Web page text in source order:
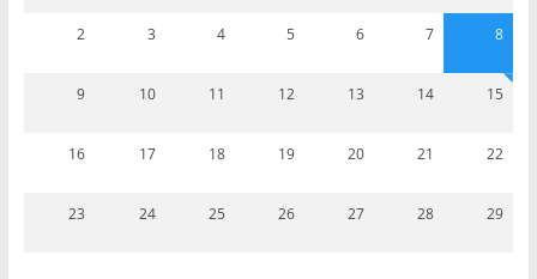
2 3 4 5 6 7 8
9 10 11 12 13 14 15
16 17 18 19 20 21 22
23 24 25 26 27 28 29